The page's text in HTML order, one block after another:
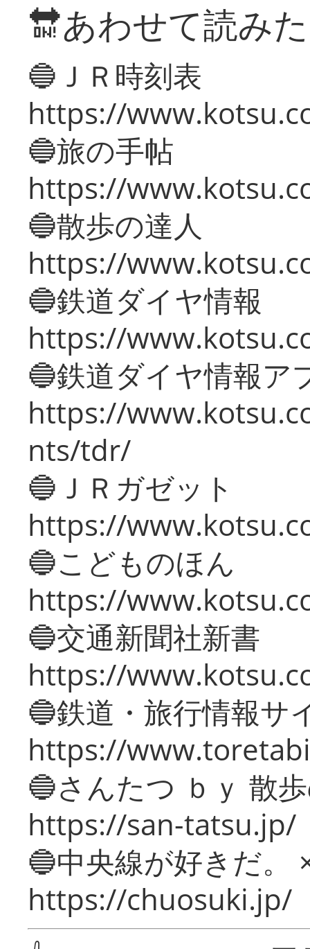
🔛あわせて読み
🔵ＪＲ時刻表
https://
🔵旅の手帖
https://
🔵散歩の達人
https://
🔵鉄道ダイヤ情報
https://
🔵鉄道ダイヤ情報ア
https://
nts/tdr/
🔵ＪＲガゼット
https://
🔵こどものほん
https://
🔵交通新聞社新書
https://
🔵鉄道・旅行情報サ
https://
🔵さんたつ ｂｙ 散
https://san-tatsu.jp/
🔵中央線が好きだ。
https://chuosuki.jp/